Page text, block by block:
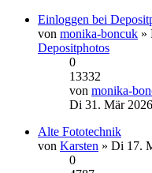
Einloggen bei
von monika-boncuk »
Depositphotos
0
13332
von monika-
Di 31. Mär
Alte Fototechnik
von Karsten » Di 17.
0